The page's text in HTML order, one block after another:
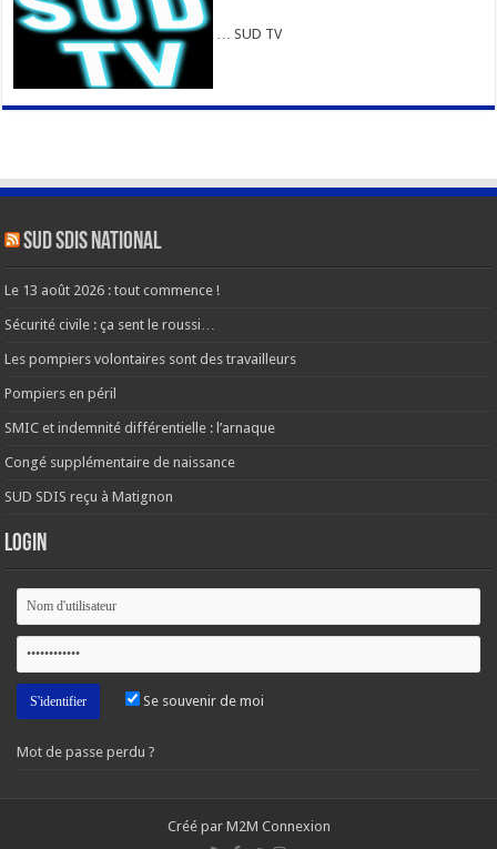
… SUD TV
SUD SDIS national
Le 13 août 2026 : tout commence !
Sécurité civile : ça sent le roussi…
Les pompiers volontaires sont des travailleurs
Pompiers en péril
SMIC et indemnité différentielle : l’arnaque
Congé supplémentaire de naissance
SUD SDIS reçu à Matignon
Login
Se souvenir de moi
Mot de passe perdu ?
Créé par M2M Connexion